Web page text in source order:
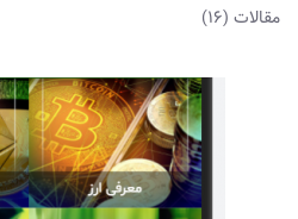
مقالات (16)